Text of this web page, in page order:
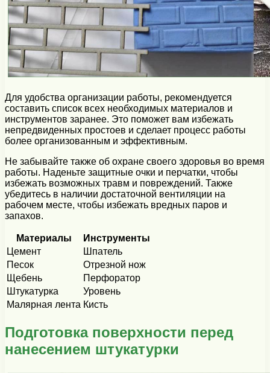
Для удобства организации работы, рекомендуется
составить список всех необходимых материалов и
инструментов заранее. Это поможет вам избежать
непредвиденных простоев и сделает процесс работы
более организованным и эффективным.
Не забывайте также об охране своего здоровья во время
работы. Наденьте защитные очки и перчатки, чтобы
избежать возможных травм и повреждений. Также
убедитесь в наличии достаточной вентиляции на
рабочем месте, чтобы избежать вредных паров и
запахов.
Материалы
Инструменты
Цемент
Шпатель
Песок
Отрезной нож
Щебень
Перфоратор
Штукатурка
Уровень
Малярная лента Кисть
Подготовка поверхности перед
нанесением штукатурки